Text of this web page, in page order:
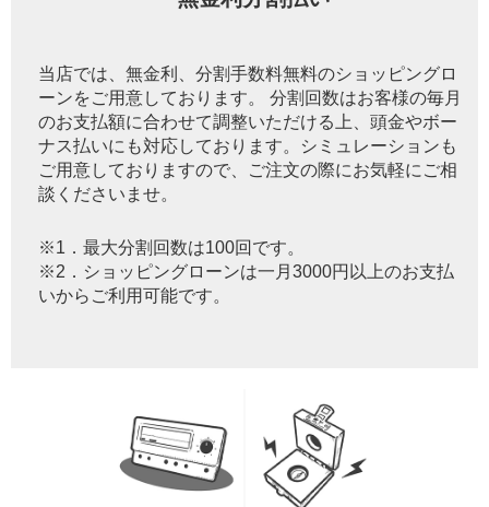
当店では、無金利、分割手数料無料のショッピングロ
ーンをご用意しております。 分割回数はお客様の毎月
のお支払額に合わせて調整いただける上、頭金やボー
ナス払いにも対応しております。シミュレーションも
ご用意しておりますので、ご注文の際にお気軽にご相
談くださいませ。
※1．最大分割回数は100回です。
※2．ショッピングローンは一月3000円以上のお支払
いからご利用可能です。